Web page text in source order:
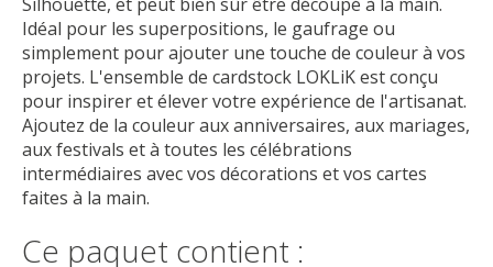
Idéal pour les superpositions, le gaufrage ou
simplement pour ajouter une touche de couleur à vos
projets. L'ensemble de cardstock LOKLiK est conçu
pour inspirer et élever votre expérience de l'artisanat.
Ajoutez de la couleur aux anniversaires, aux mariages,
aux festivals et à toutes les célébrations
intermédiaires avec vos décorations et vos cartes
faites à la main.
Ce paquet contient :